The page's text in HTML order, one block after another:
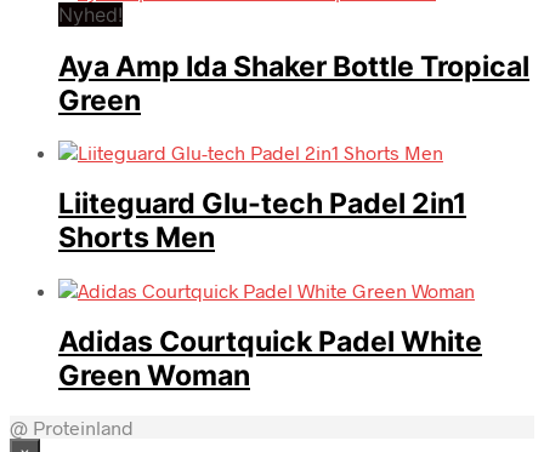
Nyhed!
Aya Amp Ida Shaker Bottle Tropical
Green
Liiteguard Glu-tech Padel 2in1
Shorts Men
Adidas Courtquick Padel White
Green Woman
@ Proteinland